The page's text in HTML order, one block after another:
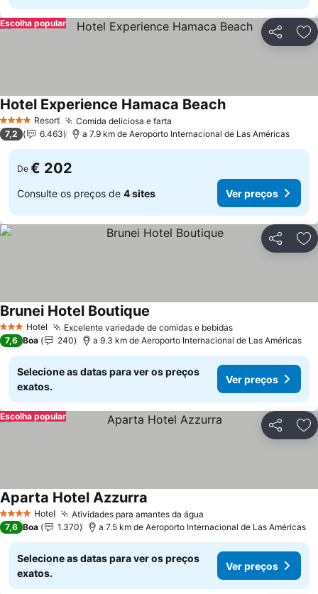
Partilhar
Escolha popular
4 EstrelasResort Comida deliciosa e farta
Hotel Experience Hamaca Beach
7,2 6.463 a 7.9 km de Aeroporto Internacional de Las Américas
De € 202
Consulte os preços de 4 sites Ver preços
Partilhar
3 EstrelasHotel Excelente variedade de comidas e bebidas
Brunei Hotel Boutique
7,6 Boa 240 a 9.3 km de Aeroporto Internacional de Las Américas
Selecione as datas para ver os preços
exatos.
Ver preços
Partilhar
Escolha popular
4 EstrelasHotel Atividades para amantes da água
Aparta Hotel Azzurra
7,6 Boa 1.370 a 7.5 km de Aeroporto Internacional de Las Américas
Selecione as datas para ver os preços
exatos.
Ver preços